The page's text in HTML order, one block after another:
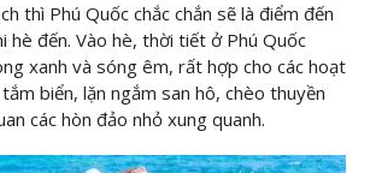
thì Phú Quốc chắc chắn sẽ là điểm đến
hè đến. Vào hè, thời tiết ở Phú Quốc
xanh và sóng êm, rất hợp cho các hoạt
biển, lặn ngắm san hô, chèo thuyền
các hòn đảo nhỏ xung quanh.